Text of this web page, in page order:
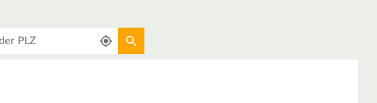
Aktuellen Standort verwenden